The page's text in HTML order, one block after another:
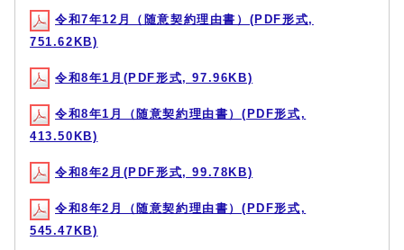
令和7年12月（随意契約理由書）(PDF形式,
751.62KB)
令和8年1月(PDF形式, 97.96KB)
令和8年1月（随意契約理由書）(PDF形式,
413.50KB)
令和8年2月(PDF形式, 99.78KB)
令和8年2月（随意契約理由書）(PDF形式,
545.47KB)